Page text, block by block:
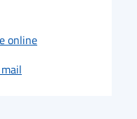
online